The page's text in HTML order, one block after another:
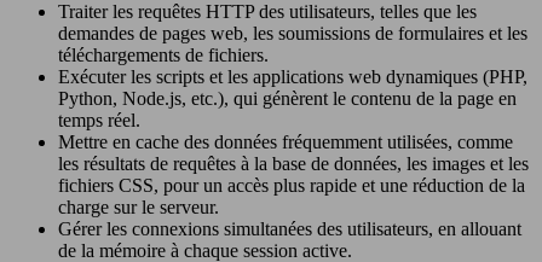
Traiter les requêtes HTTP des utilisateurs, telles que les
demandes de pages web, les soumissions de formulaires et les
téléchargements de fichiers.
Exécuter les scripts et les applications web dynamiques (PHP,
Python, Node.js, etc.), qui génèrent le contenu de la page en
temps réel.
Mettre en cache des données fréquemment utilisées, comme
les résultats de requêtes à la base de données, les images et les
fichiers CSS, pour un accès plus rapide et une réduction de la
charge sur le serveur.
Gérer les connexions simultanées des utilisateurs, en allouant
de la mémoire à chaque session active.